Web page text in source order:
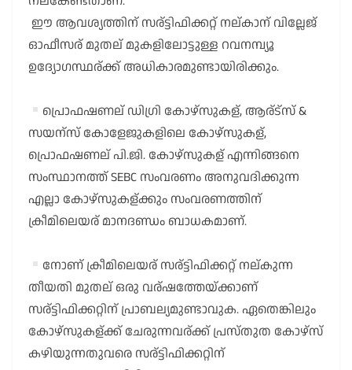
ഈ ആവശ്യത്തിന് സര്ട്ടിഫിക്കറ്റ് നല്കാന് വില്ലേജ്
ഓഫീസര് മുതല് മുകളിലോട്ടുള്ള റവനമ്പ്യൂ
ഉദ്യോഗസ്ഥര്ക്ക് അധികാരമുണ്ടായിരിക്കും.
പ്രൊഫഷണല് ഡിഗ്രി കോഴ്സുകള്, ആര്ട്സ് &
സയന്സ് കോളേജുകളിലെ കോഴ്സുകള്,
പ്രൊഫഷണല് പി.ജി. കോഴ്സുകള് എന്നിങ്ങനെ
സംസ്ഥാനത്ത് SEBC സംവരണം അനുവദിക്കുന്ന
എല്ലാ കോഴ്സുകള്ക്കും സംവരണത്തിന്
ക്രീമിലെയര് മാനദണ്ഡം ബാധകമാണ്.
നോണ് ക്രീമിലെയര് സര്ട്ടിഫിക്കറ്റ് നല്കുന്ന
തീയതി മുതല് ഒരു വര്ഷത്തേയ്ക്കാണ്
സര്ട്ടിഫിക്കറ്റിന് പ്രാബല്യമുണ്ടാവുക. ഏതെങ്കിലും
കോഴ്സുകള്ക്ക് ചേരുന്നവര്ക്ക് പ്രസ്തുത കോഴ്സ്
കഴിയുന്നതുവരെ സര്ട്ടിഫിക്കറ്റിന്